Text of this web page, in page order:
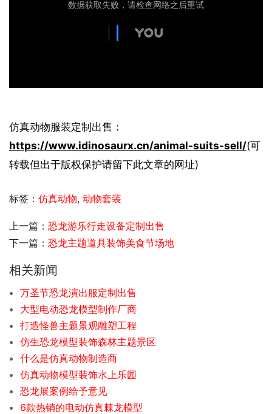
仿真动物服装定制出售：
https://www.idinosaurx.cn/animal-suits-sell/(可
转载但出于版权保护请留下此文章的网址)
标签： 仿真动物, 动物套装
上一篇： 恐龙游乐行走设备定制出售
下一篇： 恐龙主题道具装饰美食节场地
相关新闻
万圣节恐龙演出服定制出售
大型电动恐龙模型制作厂商
打造怪兽主题景观雕塑工程
仿生恐龙模型装饰森林主题景区
什么是仿真动物制造商
仿真动物模型装饰水上乐园
恐龙展案例给予意见
6款热销的电动仿真棘龙模型